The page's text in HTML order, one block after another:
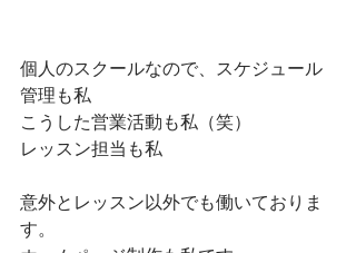
個人のスクールなので、スケジュール
管理も私
こうした営業活動も私（笑）
レッスン担当も私
意外とレッスン以外でも働いておりま
す。